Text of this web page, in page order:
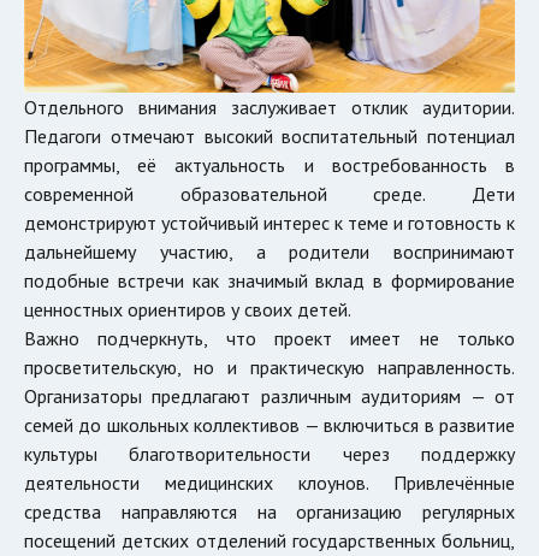
Отдельного внимания заслуживает отклик аудитории.
Педагоги отмечают высокий воспитательный потенциал
программы, её актуальность и востребованность в
современной образовательной среде. Дети
демонстрируют устойчивый интерес к теме и готовность к
дальнейшему участию, а родители воспринимают
подобные встречи как значимый вклад в формирование
ценностных ориентиров у своих детей.
Важно подчеркнуть, что проект имеет не только
просветительскую, но и практическую направленность.
Организаторы предлагают различным аудиториям — от
семей до школьных коллективов — включиться в развитие
культуры благотворительности через поддержку
деятельности медицинских клоунов. Привлечённые
средства направляются на организацию регулярных
посещений детских отделений государственных больниц,